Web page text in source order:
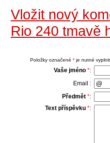
Vložit nový
Rio 240 tmavě
Položky označené *je nutné
Vaše jméno *:
Email :
Předmět *:
Text příspěvku *: